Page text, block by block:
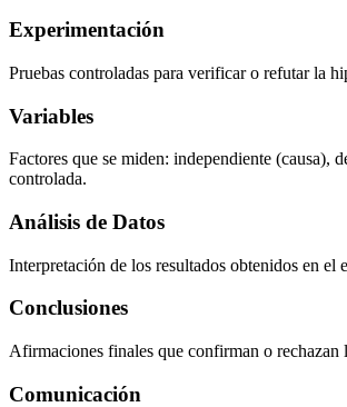
Experimentación
Pruebas controladas para verificar o refutar la
Variables
Factores que se miden: independiente (causa),
controlada.
Análisis de Datos
Interpretación de los resultados obtenidos en el
Conclusiones
Afirmaciones finales que confirman o rechazan
Comunicación